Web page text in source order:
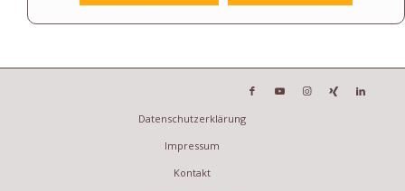
Datenschutzerklärung
Impressum
Kontakt